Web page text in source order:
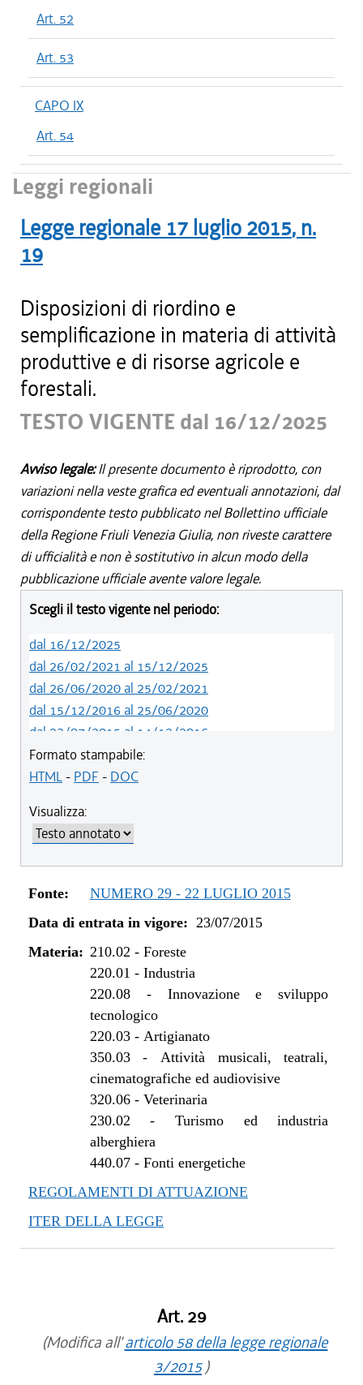
Art. 52
Art. 53
CAPO IX
Art. 54
Leggi regionali
Legge regionale 17 luglio 2015, n.
19
Disposizioni di riordino e
semplificazione in materia di attività
produttive e di risorse agricole e
forestali.
TESTO VIGENTE dal 16/12/2025
Avviso legale:Il presente documento è riprodotto, con
variazioni nella veste grafica ed eventuali annotazioni, dal
corrispondente testo pubblicato nel Bollettino ufficiale
della Regione Friuli Venezia Giulia, non riveste carattere
di ufficialità e non è sostitutivo in alcun modo della
pubblicazione ufficiale avente valore legale.
Scegli il testo vigente nel periodo:
dal 16/12/2025
dal 26/02/2021 al 15/12/2025
dal 26/06/2020 al 25/02/2021
dal 15/12/2016 al 25/06/2020
dal 23/07/2015 al 14/12/2016
Formato stampabile:
HTML- PDF - DOC
Visualizza:
Fonte:
NUMERO 29 - 22 LUGLIO 2015
Data di entrata in vigore: 23/07/2015
Materia: 210.02 - Foreste
220.01 - Industria
220.08- Innovazione e sviluppo
tecnologico
220.03- Artigianato
350.03-Attività musicali, teatrali,
cinematografiche ed audiovisive
320.06- Veterinaria
230.02 -Turismo ed industria
alberghiera
440.07- Fonti energetiche
REGOLAMENTI DI ATTUAZIONE
ITER DELLA LEGGE
Art. 29
(Modifica all'articolo 58 della legge regionale
3/2015)